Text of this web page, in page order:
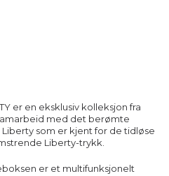
er en eksklusiv kolleksjon fra
med det berømte
som er kjent for de tidløse
Liberty-trykk.
er et multifunksjonelt